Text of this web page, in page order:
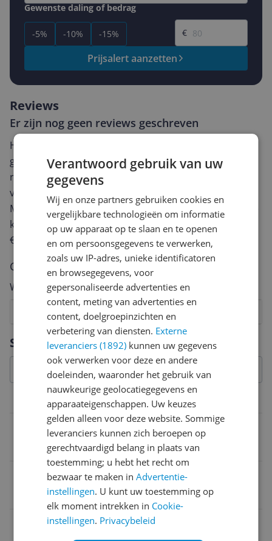
Gewenste daling of bedrag
-5% -10% -15%
Gewenste prijs
€
Prijsalert aanzetten
Specificaties
Technische specificaties
Aantal benodigde accu's/batterijen
Voedingstype
Geen voedingstype
Aantal meegeleverde accu's/batterijen
Reviews
Er zijn nog geen reviews geschreven
Heb jij dit product in bezit en wil je graag je mening
geven? Start dan hieronder met het schrijven van je
review. Afhankelijk van de details duurt het schrijven
van een review gemiddeld tussen de 3 en 10 minuten.
Met jouw mening help je andere bezoekers een betere
keuze te maken én maak je iedere maand kans op
€250,-!
Klik hier voor de actievoorwaarden.
Cijfer
Welk cijfer geef jij dit product?
6
4
Vraag 1 van 4
Verantwoord gebruik van uw
gegevens
Wij en onze partners gebruiken cookies en
vergelijkbare technologieën om informatie
op uw apparaat op te slaan en te openen
en om persoonsgegevens te verwerken,
zoals uw IP-adres, unieke identificatoren
en browsegegevens, voor
gepersonaliseerde advertenties en
content, meting van advertenties en
content, doelgroepinzichten en
verbetering van diensten. Externe
leveranciers (1892) kunnen uw gegevens
ook verwerken voor deze en andere
doeleinden, waaronder het gebruik van
nauwkeurige geolocatiegegevens en
apparaateigenschappen. Uw keuzes
gelden alleen voor deze website. Sommige
leveranciers kunnen zich beroepen op
gerechtvaardigd belang in plaats van
toestemming; u hebt het recht om
bezwaar te maken inAdvertentie-
instellingen. U kunt uw toestemming op
elk moment intrekken in Cookie-
instellingen. Privacybeleid